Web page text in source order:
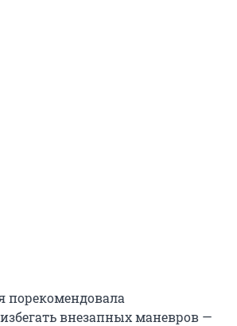
порекомендовала
внезапных маневров —